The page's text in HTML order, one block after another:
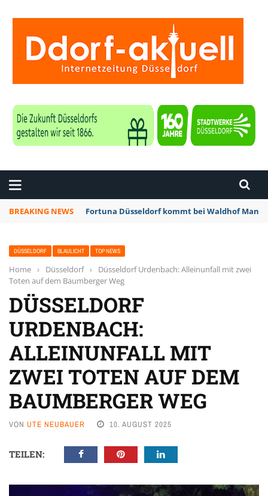
BREAKING NEWS Fortuna Düsseldorf kommt bei Waldhof
DÜSSELDORF BLAULICHT TOP NEWS
Home › Düsseldorf ›
Düsseldorf Urdenbach: Alleinunfall mit zwei
Toten auf dem Baumberger Weg
DÜSSELDORF
URDENBACH:
ALLEINUNFALL MIT
ZWEI TOTEN AUF DEM
BAUMBERGER WEG
VON UTE NEUBAUER 10. AUGUST 2025
TEILEN: